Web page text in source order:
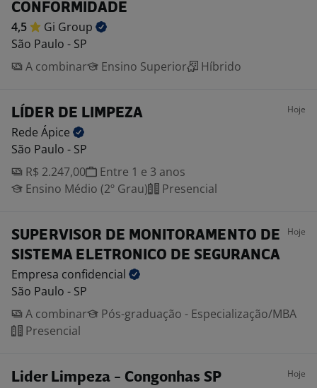
CONFORMIDADE
4,5 Gi Group
São Paulo - SP
A combinar
Ensino Superior Híbrido
LÍDER DE LIMPEZA Hoje
Rede Ápice
São Paulo - SP
R$ 2.247,00
Entre 1 e 3 anos
Ensino Médio (2º Grau)
Presencial
SUPERVISOR DE MONITORAMENTO DE
SISTEMA ELETRONICO DE SEGURANCA
Hoje
Empresa confidencial
São Paulo - SP
A combinar
Pós-graduação - Especialização/MBA
Presencial
Lider Limpeza - Congonhas SP Hoje